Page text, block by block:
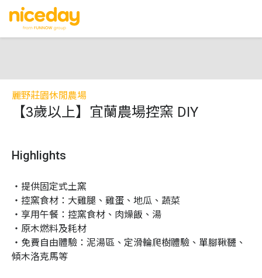
麗野莊園休閒農場
【3歲以上】宜蘭農場控窯 DIY
Highlights
・提供固定式土窯
・控窯食材：大雞腿、雞蛋、地瓜、蔬菜
・享用午餐：控窯食材、肉燥飯、湯
・原木燃料及耗材
・免費自由體驗：泥湯區、定滑輪爬樹體驗、單腳鞦韆、
傾木洛克馬等